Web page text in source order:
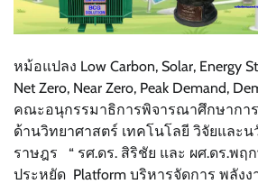
หม้อแปลง Low Carbon, Solar, Energy
Net Zero, Near Zero, Peak Demand,
คณะอนุกรรมาธิการพิจารณาศึกษากา
ด้านวิทยาศาสตร์ เทคโนโลยี วิจัยและ
ราษฎร “ รศ.ดร. สิริชัย และ ผศ.ดร.พฤ
ประหยัด Platform บริหารจัดการ พลัง